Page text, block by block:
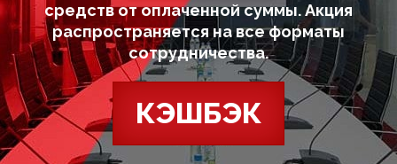
средств от оплаченной суммы. Акция
распространяется на все форматы
сотрудничества.
КЭШБЭК